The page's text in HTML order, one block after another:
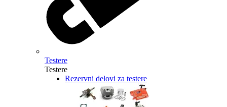
Testere
Testere
Rezervni delovi za testere